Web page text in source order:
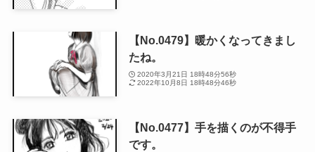
【No.0479】暖かくなってきまし
たね。
2020年3月21日 18時48分56秒
2022年10月8日 18時48分46秒
【No.0477】手を描くのが不得手
です。